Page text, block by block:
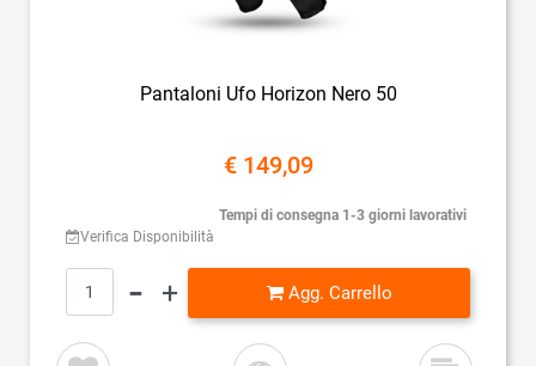
Pantaloni Ufo Horizon Nero 50
€ 149,09
Verifica Disponibilità
Tempi di consegna 1-3 giorni lavorativi
Quantità
Agg. Carrello